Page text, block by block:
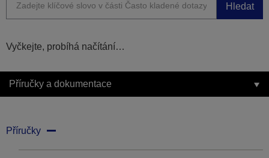
Hledat
Vyčkejte, probíhá načítání…
Příručky a dokumentace
Příručky